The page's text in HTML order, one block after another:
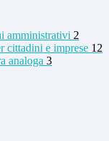
amministrativi 2
cittadini e imprese 12
analoga 3